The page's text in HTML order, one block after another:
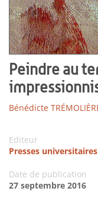
Peindre au
Bénédicte
Editeur
Presses
Date de publication
27 septembre 2016